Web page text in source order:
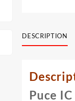
DESCRIPTION
Puce